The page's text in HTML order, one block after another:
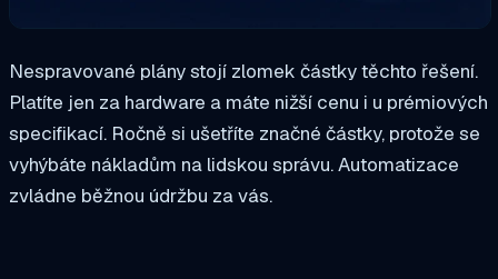
Nespravované plány stojí zlomek částky těchto řešení.
Platíte jen za hardware a máte nižší cenu i u prémiových
specifikací. Ročně si ušetříte značné částky, protože se
vyhýbáte nákladům na lidskou správu. Automatizace
zvládne běžnou údržbu za vás.